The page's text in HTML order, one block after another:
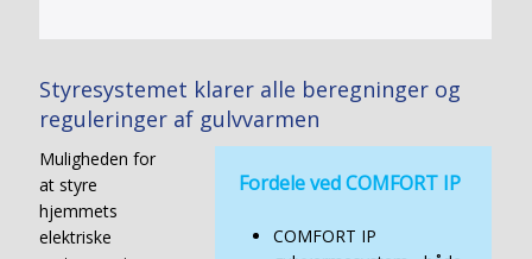
Styresystemet klarer alle beregninger og
reguleringer af gulvvarmen
Muligheden for
at styre
hjemmets
elektriske
Fordele ved COMFORT IP
COMFORT IP